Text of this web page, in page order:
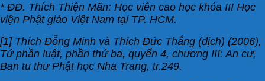
* ĐĐ. Thích Thiện Mãn: Học viên cao học khóa III Học
viện Phật giáo Việt Nam tại TP. HCM.
[1] Thích Đỗng Minh và Thích Đức Thắng (dịch) (2006),
Tứ phần luật, phần thứ ba, quyển 4, chương III: An cư,
Ban tu thư Phật học Nha Trang, tr.249.